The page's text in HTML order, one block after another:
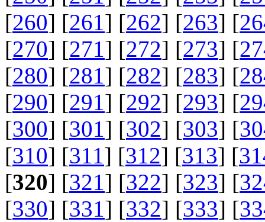
[260] [261] [262] [263] [
[270] [271] [272] [273] [
[280] [281] [282] [283] [
[290] [291] [292] [293] [
[300] [301] [302] [303] [
[310] [311] [312] [313] [
[320] [321] [322] [323] [
[330] [331] [332] [333] [